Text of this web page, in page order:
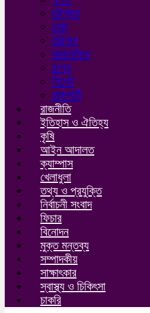
চট্টগ্রাম
ঢাকা
বরিশাল
ময়মনসিংহ
রংপুর
সিলেট
রাজশাহী
রাজনীতি
ইতিহাস ও ঐতিহ্য
কৃষি
আইন আদালত
ক্যাম্পাস
খেলাধুলা
তথ্য ও প্রযুক্তি
নির্বাচনী সংবাদ
ফিচার
বিনোদন
মুক্ত মন্তব্য
সম্পাদকীয়
সাক্ষাৎকার
স্বাস্থ্য ও চিকিৎসা
চাকরি